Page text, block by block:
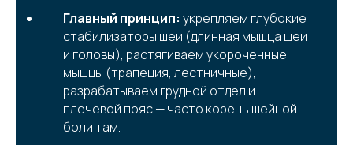
Главный принцип: укрепляем глубокие
стабилизаторы шеи (длинная мышца шеи
и головы), растягиваем укорочённые
мышцы (трапеция, лестничные),
разрабатываем грудной отдел и
плечевой пояс — часто корень шейной
боли там.